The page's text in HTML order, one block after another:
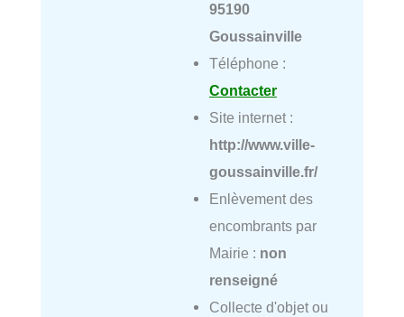
95190
Goussainville
Téléphone :
Contacter
Site internet :
http://www.ville-
goussainville.fr/
Enlèvement des
encombrants par
Mairie : non
renseigné
Collecte d'objet ou